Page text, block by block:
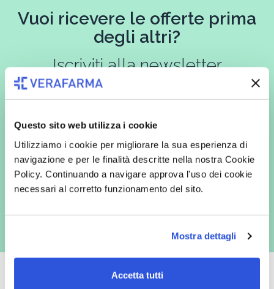
Questo sito web utilizza i cookie
Utilizziamo i cookie per migliorare la sua esperienza di
navigazione e per le finalità descritte nella nostra Cookie
Policy. Continuando a navigare approva l'uso dei cookie
necessari al corretto funzionamento del sito.
Mostra dettagli
Accetta tutti
Vuoi ricevere le offerte prima
degli altri?
Iscriviti alla newsletter
In qualità di interessato, avendo letto l’informativa
espressamente al trattamento dei miei dati personali per finalità
commerciali da parte di Verafarma, tra cui invio di comunicazioni
marketing (con modalità telematiche - quali ad es. newsletter ed e-mail
con inviti e comunicazioni commerciali - e modalità tradizionali, quali ad
es. posta cartacea)